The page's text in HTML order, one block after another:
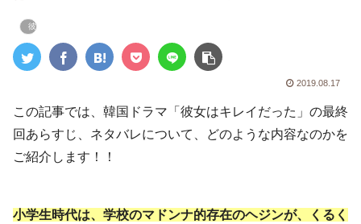
彼女はキレイだった
2019.08.17
この記事では、韓国ドラマ「彼女はキレイだった」の最終
回あらすじ、ネタバレについて、どのような内容なのかを
ご紹介します！！
小学生時代は、学校のマドンナ的存在のヘジンが、くるく